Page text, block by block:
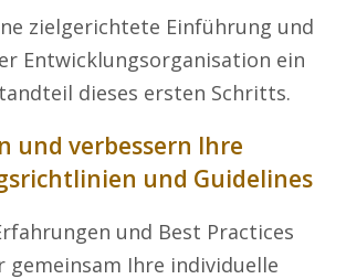
zielgerichtete Einführung und
Entwicklungsorganisation ein
dieses ersten Schritts.
und verbessern Ihre
und Guidelines
und Best Practices
Ihre individuelle